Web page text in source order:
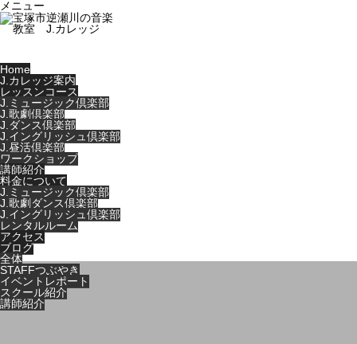
メニュー
Home
J.カレッジ案内
レッスンコース
J.ミュージック倶楽部
J.歌劇倶楽部
J.ダンス倶楽部
J.イングリッシュ倶楽部
J.昼活倶楽部
ワークショップ
講師紹介
料金について
J.ミュージック倶楽部
J.歌劇ダンス倶楽部
J.イングリッシュ倶楽部
レンタルルーム
アクセス
ブログ
全体
STAFFつぶやき
イベントレポート
スクール紹介
講師紹介